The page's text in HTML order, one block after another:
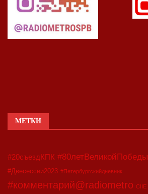
МЕТКИ
#20съездКПК #80летВеликойПобеды
#Двесессии2023 #Петербургскийдневник
#комментарий@radiometro CIIE